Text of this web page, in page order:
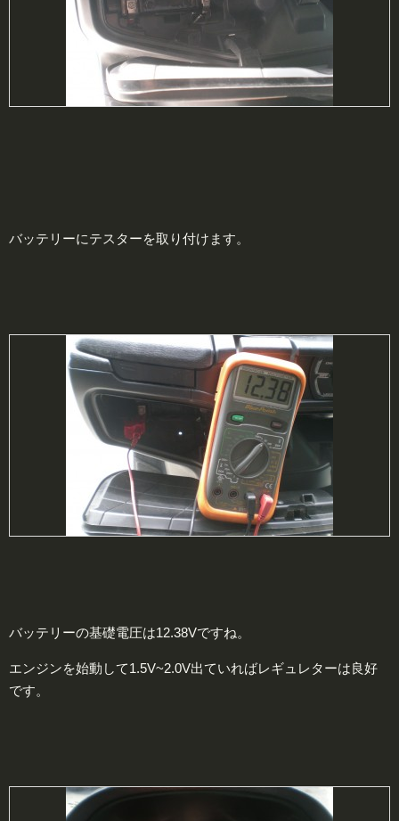
バッテリーにテスターを取り付けます。
バッテリーの基礎電圧は12.38Vですね。
エンジンを始動して1.5V~2.0V出ていればレギュレターは良好
です。